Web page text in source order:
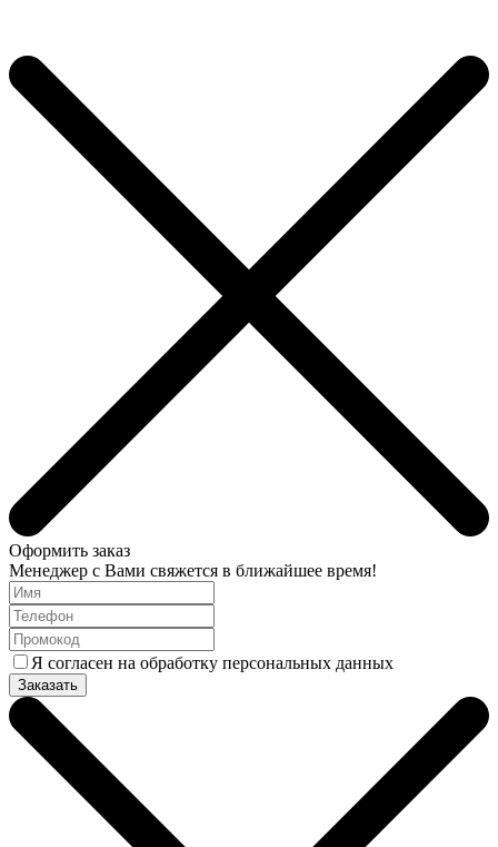
Оформить заказ
Менеджер с Вами свяжется в ближайшее время!
Я согласен на обработку персональных данных
Заказать